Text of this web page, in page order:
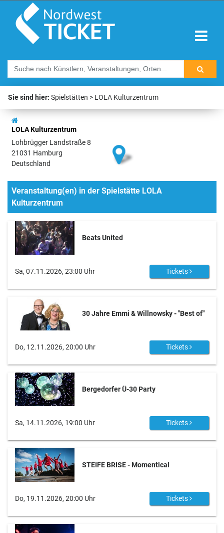
Sie sind hier: Spielstätten LOLA Kulturzentrum
LOLA Kulturzentrum
Lohbrügger Landstraße 8
21031 Hamburg
Deutschland
Veranstaltung(en) in der Spielstätte LOLA
Kulturzentrum
Beats United
Sa, 07.11.2026, 23:00 Uhr Tickets
30 Jahre Emmi & Willnowsky - "Best of"
Do, 12.11.2026, 20:00 Uhr Tickets
Bergedorfer Ü-30 Party
Sa, 14.11.2026, 19:00 Uhr Tickets
STEIFE BRISE - Momentical
Do, 19.11.2026, 20:00 Uhr Tickets